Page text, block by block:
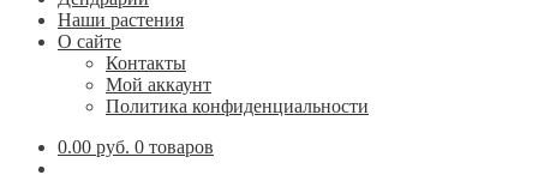
Наши растения
О сайте
Контакты
Мой аккаунт
Политика конфиденциальности
0.00 руб. 0 товаров